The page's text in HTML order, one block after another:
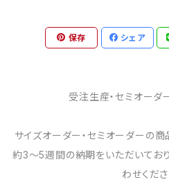
保存 シェア
受注生産・セミオーダ
サイズオーダー・セミオーダーの
約3～5週間の納期をいただいてお
わせくださ